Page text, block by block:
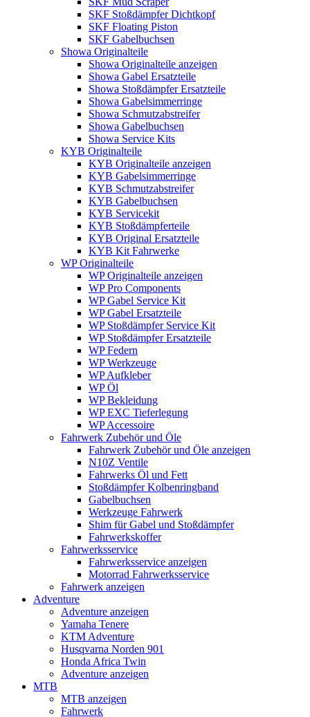
SKF Stoßdämpfer Dichtkopf
SKF Floating Piston
SKF Gabelbuchsen
Showa Originalteile
Showa Originalteile anzeigen
Showa Gabel Ersatzteile
Showa Stoßdämpfer Ersatzteile
Showa Gabelsimmerringe
Showa Schmutzabstreifer
Showa Gabelbuchsen
Showa Service Kits
KYB Originalteile
KYB Originalteile anzeigen
KYB Gabelsimmerringe
KYB Schmutzabstreifer
KYB Gabelbuchsen
KYB Servicekit
KYB Stoßdämpferteile
KYB Original Ersatzteile
KYB Kit Fahrwerke
WP Originalteile
WP Originalteile anzeigen
WP Pro Components
WP Gabel Service Kit
WP Gabel Ersatzteile
WP Stoßdämpfer Service Kit
WP Stoßdämpfer Ersatzteile
WP Federn
WP Werkzeuge
WP Aufkleber
WP Öl
WP Bekleidung
WP EXC Tieferlegung
WP Accessoire
Fahrwerk Zubehör und Öle
Fahrwerk Zubehör und Öle anzeigen
N10Z Ventile
Fahrwerks Öl und Fett
Stoßdämpfer Kolbenringband
Gabelbuchsen
Werkzeuge Fahrwerk
Shim für Gabel und Stoßdämpfer
Fahrwerkskoffer
Fahrwerksservice
Fahrwerksservice anzeigen
Motorrad Fahrwerksservice
Fahrwerk anzeigen
Adventure
Adventure anzeigen
Yamaha Tenere
KTM Adventure
Husqvarna Norden 901
Honda Africa Twin
Adventure anzeigen
MTB
MTB anzeigen
Fahrwerk